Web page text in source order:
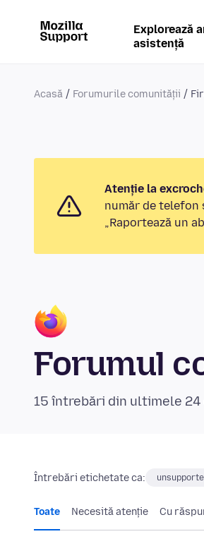
Explorează
asistență
Acasă Forumurile comunității
Atenție la
număr de telefon
„Raportează un
Forumul
15 întrebări din ultimele 24
Întrebări etichetate ca:
Toate Necesită atenție Cu